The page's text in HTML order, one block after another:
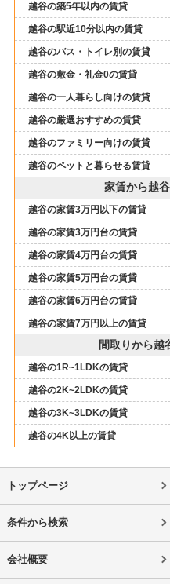
越谷の築5年以内の賃貸
越谷の駅近10分以内の賃貸
越谷のバス・トイレ別の賃貸
越谷の敷金・礼金0の賃貸
越谷の一人暮らし向けの賃貸
越谷の厳選おすすめの賃貸
越谷のファミリー向けの賃貸
越谷のペットと暮らせる賃貸
家賃から越
越谷の家賃3万円以下の賃貸
越谷の家賃3万円台の賃貸
越谷の家賃4万円台の賃貸
越谷の家賃5万円台の賃貸
越谷の家賃6万円台の賃貸
越谷の家賃7万円以上の賃貸
間取りから越
越谷の1R~1LDKの賃貸
越谷の2K~2LDKの賃貸
越谷の3K~3LDKの賃貸
越谷の4K以上の賃貸
トップページ
条件から検索
会社概要